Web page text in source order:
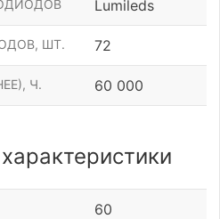
Lumileds
ШТ. 72
Ч. 60 000
60